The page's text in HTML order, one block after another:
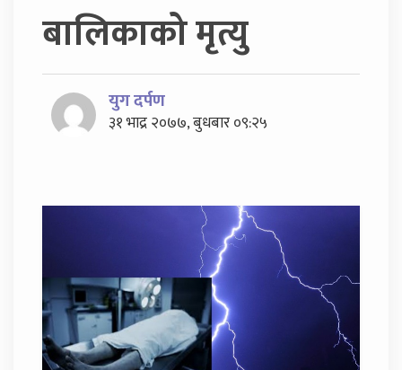
बालिकाको मृत्यु
युग दर्पण
३१ भाद्र २०७७, बुधबार ०९:२५